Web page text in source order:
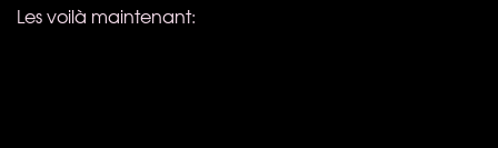
Les voilà maintenant: